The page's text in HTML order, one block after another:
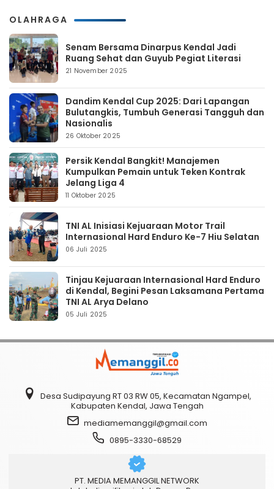
OLAHRAGA
Senam Bersama Dinarpus Kendal Jadi
Ruang Sehat dan Guyub Pegiat Literasi
21 November 2025
Dandim Kendal Cup 2025: Dari Lapangan
Bulutangkis, Tumbuh Generasi Tangguh dan
Nasionalis
26 Oktober 2025
Persik Kendal Bangkit! Manajemen
Kumpulkan Pemain untuk Teken Kontrak
Jelang Liga 4
11 Oktober 2025
TNI AL Inisiasi Kejuaraan Motor Trail
Internasional Hard Enduro Ke-7 Hiu Selatan
06 Juli 2025
Tinjau Kejuaraan Internasional Hard Enduro
di Kendal, Begini Pesan Laksamana Pertama
TNI AL Arya Delano
05 Juli 2025
Desa Sudipayung RT 03 RW 05, Kecamatan Ngampel,
Kabupaten Kendal, Jawa Tengah
mediamemanggil@gmail.com
0895-3330-68529
PT. MEDIA MEMANGGIL NETWORK